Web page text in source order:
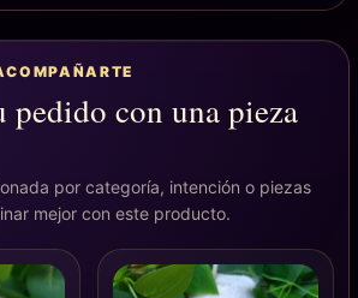
pedido con una pieza
por categoría, intención o piezas
mejor con este producto.